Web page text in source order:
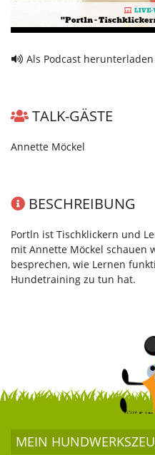
Als Podcast herunterladen
TALK-GÄSTE
Annette Möckel
BESCHREIBUNG
Portln ist Tischklickern und
mit Annette Möckel schauen
besprechen, wie Lernen
Hundetraining zu tun hat.
MEIN